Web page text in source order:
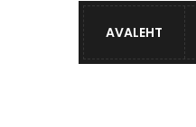
AVALEHT